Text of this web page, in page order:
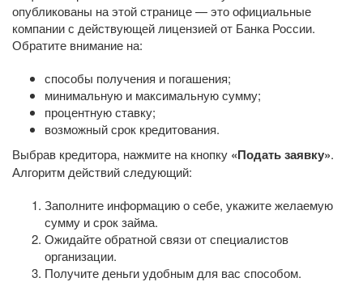
опубликованы на этой странице — это официальные
компании с действующей лицензией от Банка России.
Обратите внимание на:
способы получения и погашения;
минимальную и максимальную сумму;
процентную ставку;
возможный срок кредитования.
Выбрав кредитора, нажмите на кнопку «Подать заявку».
Алгоритм действий следующий:
Заполните информацию о себе, укажите желаемую
сумму и срок займа.
Ожидайте обратной связи от специалистов
организации.
Получите деньги удобным для вас способом.